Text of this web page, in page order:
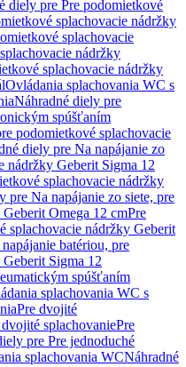
diely pre Pre podomietkové
splachovacie nádržky
splachovacie
nádržky
splachovacie nádržky
Ovládania splachovania WC s
Náhradné diely pre
spúšťaním
podomietkové splachovacie
diely pre Na napájanie zo
nádržky Geberit Sigma 12
splachovacie nádržky
pre Na napájanie zo siete, pre
Omega 12 cmPre
splachovacie nádržky Geberit
batériou, pre
Sigma 12
spúšťaním
splachovania WC s
Pre dvojité
splachovaniePre
pre Pre jednoduché
splachovania WCNáhradné